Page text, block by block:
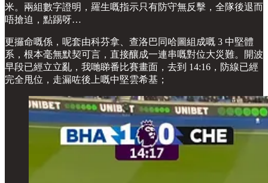
米。兩組數字證明，羅生嘅指示只有防守無反擊，全隊後退而
唔搶迫，點踢呀…
更攞命嘅係，呢套由科芬拿、查洛巴同哈圖組成嘅 3 中堅體
系，根本毫無默契可言，直接釀成一連串嘅對位大災難。開波
早段已經立立亂，我哋睇番比賽畫面，去到 14:16，防線已經
完全甩位，走漏咗後上嘅中堅雲希基；